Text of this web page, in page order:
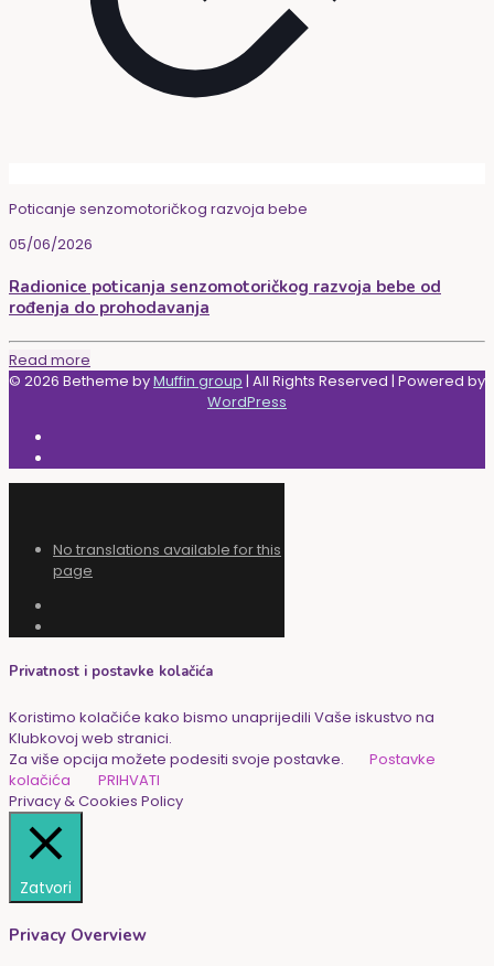
Poticanje senzomotoričkog razvoja bebe
05/06/2026
Radionice poticanja senzomotoričkog razvoja bebe od
rođenja do prohodavanja
Read more
© 2026 Betheme byMuffin group | All Rights Reserved | Powered by
WordPress
No translations available for this
page
Privatnost i postavke kolačića
Koristimo kolačiće kako bismo unaprijedili Vaše iskustvo na
Klubkovoj web stranici.
Za više opcija možete podesiti svoje postavke.
Postavke
kolačića
PRIHVATI
Privacy & Cookies Policy
Zatvori
Privacy Overview